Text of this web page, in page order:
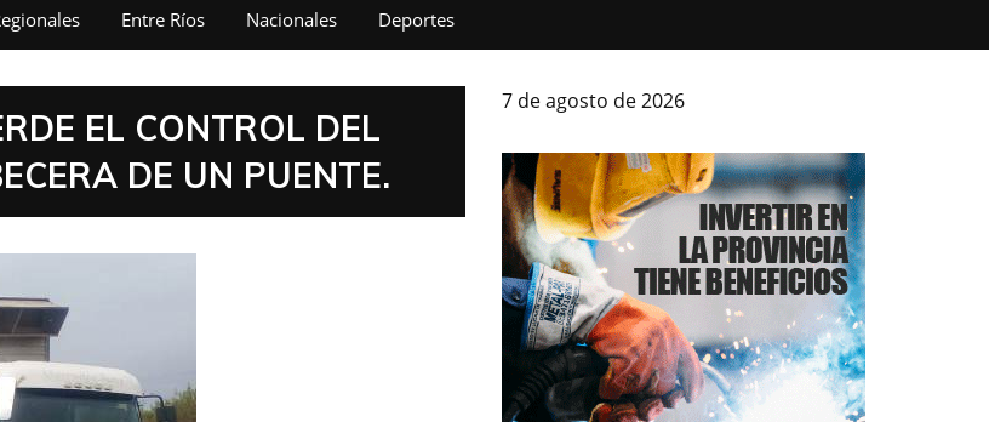
Entre Ríos Nacionales Deportes
EL CONTROL DEL
DE UN PUENTE.
7 de agosto de 2026